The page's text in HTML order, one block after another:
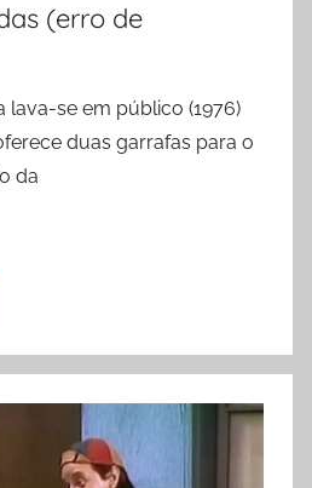
(erro de
lava-se em público (1976)
duas garrafas para o
da